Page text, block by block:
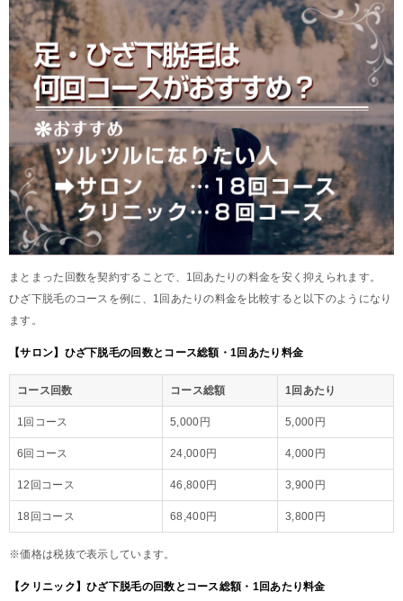
まとまった回数を契約することで、1回あたりの料金を安く抑えられます。
ひざ下脱毛のコースを例に、1回あたりの料金を比較すると以下のようになり
ます。
【サロン】ひざ下脱毛の回数とコース総額・1回あたり料金
コース回数 コース総額 1回あたり
1回コース 5,000円 5,000円
6回コース 24,000円 4,000円
12回コース 46,800円 3,900円
18回コース 68,400円 3,800円
※価格は税抜で表示しています。
【クリニック】ひざ下脱毛の回数とコース総額・1回あたり料金